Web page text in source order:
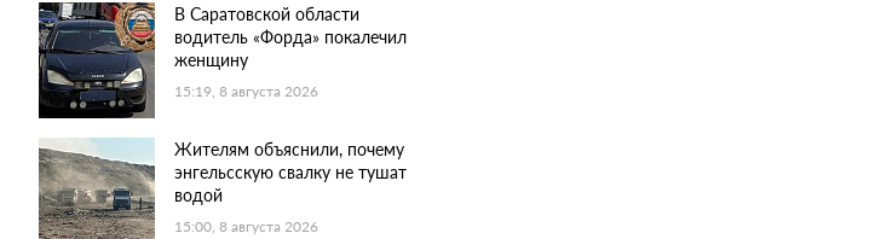
В Саратовской области
водитель «Форда» покалечил
женщину
15:19, 8 августа 2026
Жителям объяснили, почему
энгельсскую свалку не тушат
водой
15:00, 8 августа 2026